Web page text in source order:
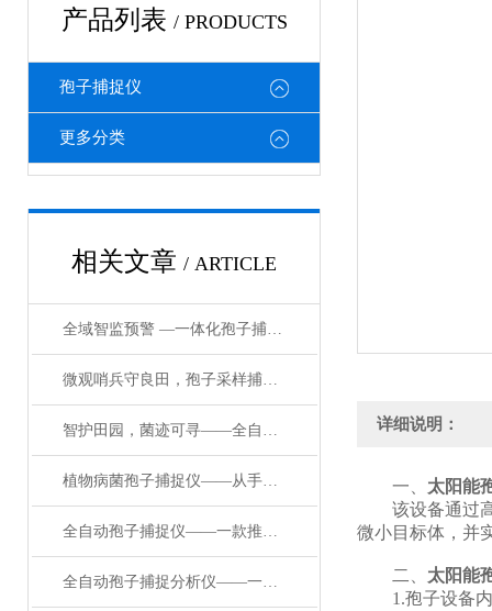
产品列表 / PRODUCTS
孢子捕捉仪
更多分类
相关文章 / ARTICLE
全域智监预警 —一体化孢子捕捉监测系统赋能绿色农业，守护粮食与生态安全
微观哨兵守良田，孢子采样捕捉仪筑牢农林病害防控第一道防线
智护田园，菌迹可寻——全自动植物病菌孢子捕捉仪的守护之道
植物病菌孢子捕捉仪——从手动到自动，孢子捕捉仪如何重塑病害监测？
全自动孢子捕捉仪——一款推动农业现代化果园孢子捕捉仪#2024已更新
全自动孢子捕捉分析仪——一款加速新品种培育孢子自动捕捉系统2024已更新
详细说明：
一、 太阳能
该设备通过高
微小目标体，并
二、 太阳能
1.孢子设备内